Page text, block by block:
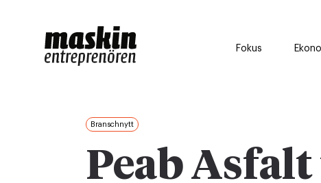
Fokus
Branschnytt
Peab